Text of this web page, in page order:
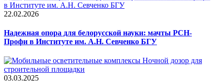
22.02.2026
Надежная опора для белорусской науки: мачты РСН-
Профи в Институте им. А.Н. Севченко БГУ
03.03.2025